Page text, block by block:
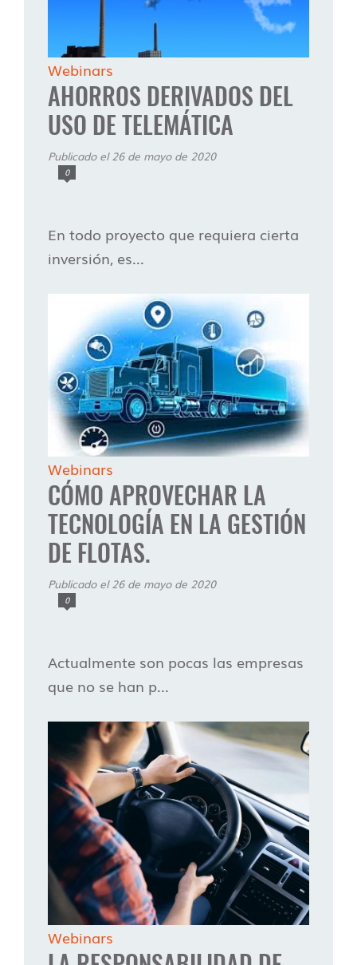
Webinars
AHORROS DERIVADOS DEL
USO DE TELEMÁTICA
Publicado el 26 de mayo de 2020
0
En todo proyecto que requiera cierta
inversión, es...
Webinars
CÓMO APROVECHAR LA
TECNOLOGÍA EN LA GESTIÓN
DE FLOTAS.
Publicado el 26 de mayo de 2020
0
Actualmente son pocas las empresas
que no se han p...
Webinars